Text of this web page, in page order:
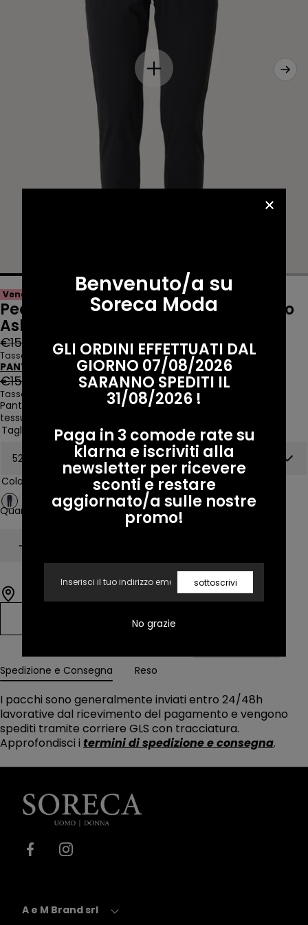
Benvenuto/a su
Soreca Moda
GLI ORDINI EFFETTUATI DAL
GIORNO 07/08/2026
SARANNO SPEDITI IL
31/08/2026 !
Paga in 3 comode rate su
klarna e iscriviti alla
newsletter per ricevere
sconti e restare
aggiornato/a sulle nostre
promo!
Email
sottoscrivi
No grazie
Vendita -50%
People Of Shibuya pantalone tecnico
Ashi
Prezzo
regolare
€159,00 EUR
Prezzo
di
vendita
€79,50 EUR
Tasse incluse
PANTALONE
Prezzo
regolare
€159,00 EUR
Prezzo
€79,50 EUR
Tasse incluse
Pantalone People Of Shibuya Uomo modello Ashi Pm950 in
tessuto tecnico, elasticizzato in vita e alle caviglie.
Taglia:
Colore:
Quantità
Visualizza le informazioni sul negozio
Spedizione e Consegna Reso
I pacchi sono generalmente inviati entro 24/48h
lavorative dal ricevimento del pagamento e vengono
spediti tramite corriere GLS con tracciatura.
Approfondisci i termini di spedizione e consegna.
Moda
FacebookInstagram
A e M Brand srl